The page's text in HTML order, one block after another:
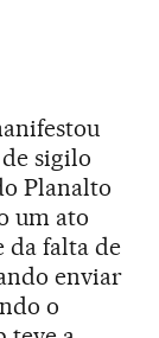
de sigilo
Planalto
um ato
da falta de
enviar
o